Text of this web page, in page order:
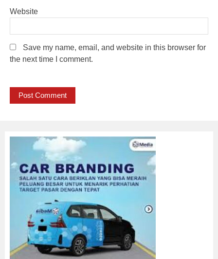
Website
Save my name, email, and website in this browser for
the next time I comment.